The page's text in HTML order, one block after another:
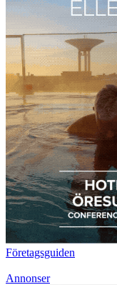
Företagsguiden
Annonser